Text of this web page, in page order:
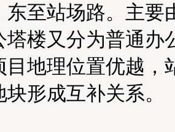
东至站场路。主
塔楼又分为普通办
目地理位置优越，
形成互补关系。